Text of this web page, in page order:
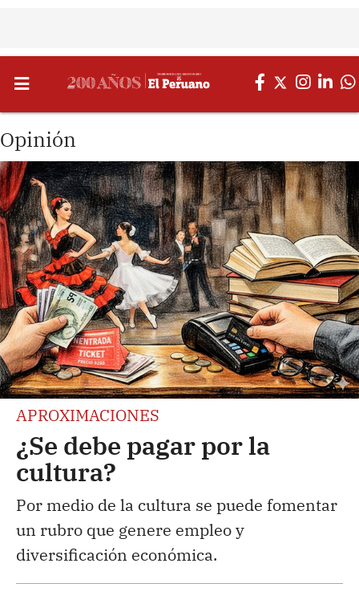
Opinión
APROXIMACIONES
¿Se debe pagar por la
cultura?
Por medio de la cultura se puede fomentar
un rubro que genere empleo y
diversificación económica.